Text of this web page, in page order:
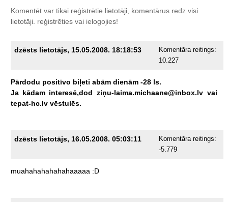
Komentēt var tikai reģistrētie lietotāji, komentārus redz visi
lietotāji. reģistrētiesvai ielogojies!
dzēsts lietotājs, 15.05.2008. 18:18:53
Komentāra reitings:
10.227
Pārdodu positīvo biļeti abām dienām -28 ls.
Ja kādam interesē,dod ziņu-laima.michaane@inbox.lv vai
tepat-hc.lv vēstulēs.
dzēsts lietotājs, 16.05.2008. 05:03:11
Komentāra reitings:
-5.779
muahahahahahahaaaaa :D